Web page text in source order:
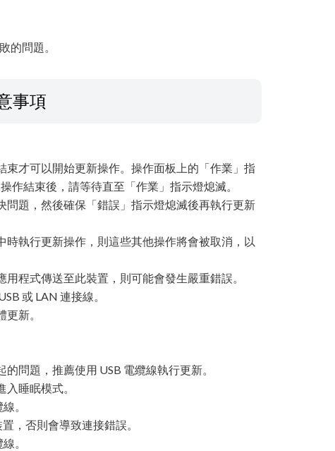
的問題。
事項
才可以開始更新操作。操作面板上的「作業」指
作結束後，請等待直至「作業」指示燈熄滅。
題，然後確保「錯誤」指示燈熄滅後再執行更新
執行更新操作，則這些其他操作將會被取消，以
程式傳送至此裝置，則可能會發生嚴重錯誤。
或 LAN 連接線。
新。
問題，推薦使用 USB 電纜線執行更新。
睡眠模式。
。
，否則會導致連接錯誤。
。